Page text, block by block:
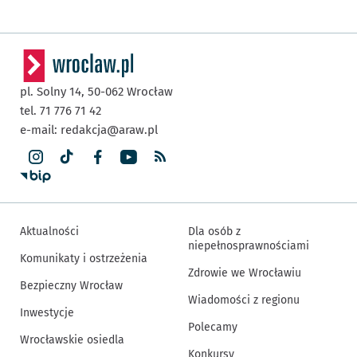
pl. Solny 14, 50-062 Wrocław
tel. 71 776 71 42
e-mail: redakcja@araw.pl
Aktualności
Komunikaty i ostrzeżenia
Bezpieczny Wrocław
Inwestycje
Wrocławskie osiedla
Dla osób z
niepełnosprawnościami
Zdrowie we Wrocławiu
Wiadomości z regionu
Polecamy
Konkursy